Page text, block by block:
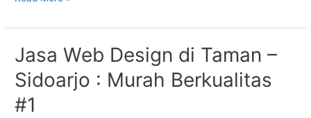
Jasa Web Design di Taman –
Sidoarjo : Murah Berkualitas
#1
Jasa
Web
Design
di
Taman